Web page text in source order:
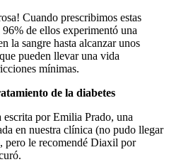
Cuando prescribimos estas
96% de ellos experimentó una
la sangre hasta alcanzar unos
pueden llevar una vida
mínimas.
de la diabetes
escrita por Emilia Prado, una
en nuestra clínica (no pudo llegar
pero le recomendé Diaxil por